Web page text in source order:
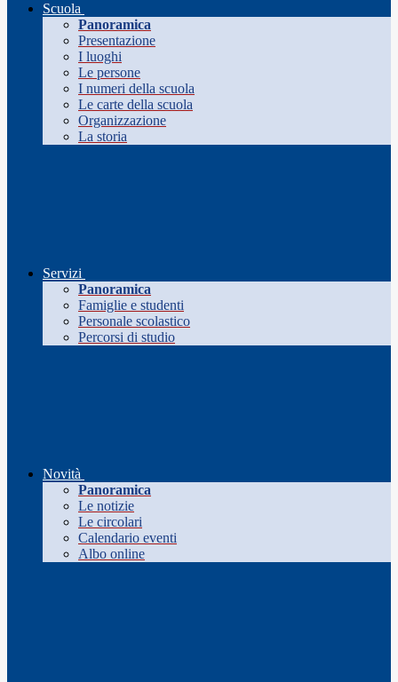
Scuola
Panoramica
Presentazione
I luoghi
Le persone
I numeri della scuola
Le carte della scuola
Organizzazione
La storia
Servizi
Panoramica
Famiglie e studenti
Personale scolastico
Percorsi di studio
Novità
Panoramica
Le notizie
Le circolari
Calendario eventi
Albo online